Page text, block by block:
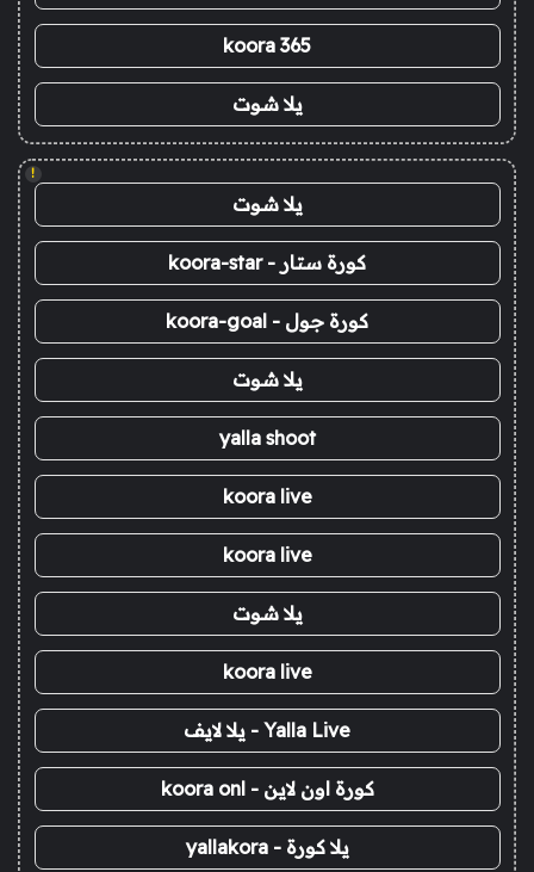
koora 365
يلا شوت
!
يلا شوت
كورة ستار - koora-star
كورة جول - koora-goal
يلا شوت
yalla shoot
koora live
koora live
يلا شوت
koora live
Yalla Live - يلا لايف
كورة اون لاين - koora onl
يلا كورة - yallakora